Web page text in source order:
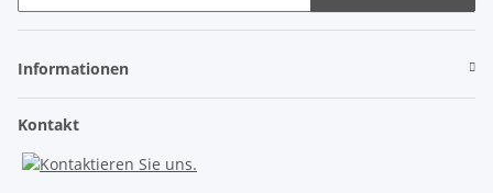
Informationen
Kontakt